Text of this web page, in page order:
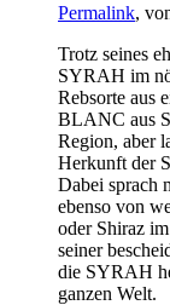
Permalink,
Trotz seines
SYRAH im
Rebsorte aus
BLANC aus
Region, aber
Herkunft der
Dabei sprach
ebenso von
oder Shiraz
seiner
die SYRAH
ganzen Welt.